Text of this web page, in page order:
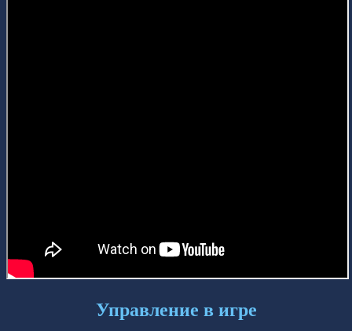
Управление в игре